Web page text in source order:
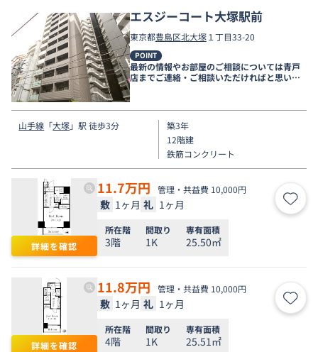
エスジーコート大塚駅前
東京都豊島区北大塚１丁目33-20
POINT
最新の情報やお部屋のご相談については青戸
店までご連絡・ご相談いただければと思いま
す。
山手線 「大塚」駅 徒歩3分
築3年
12階建
鉄筋コンクリート
詳細を確認
11.7万円 管理・共益費 10,000円
敷 1ヶ月 礼 1ヶ月 お気
所在階
3階
間取り
1K
専有面積
25.50㎡
詳細を確認
11.8万円 管理・共益費 10,000円
敷 1ヶ月 礼 1ヶ月 お気
所在階
4階
間取り
1K
専有面積
25.51㎡